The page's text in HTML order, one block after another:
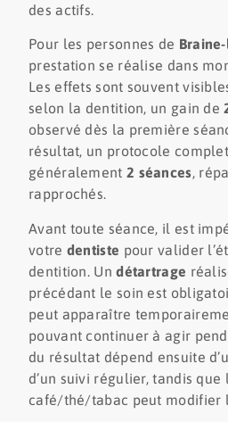
des actifs.
Pour les personnes de
prestation se réalise dans
Les effets sont souvent
selon la dentition, un gain de
observé dès la première
résultat, un protocole
généralement 2 séances,
rapprochés.
Avant toute séance, il est
votre dentiste pour valider
dentition. Undétartrage
précédant le soin est
peut apparaître
pouvant continuer à agir
du résultat dépend ensuite
d’un suivi régulier, tandis
café/thé/tabac peut modifier